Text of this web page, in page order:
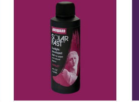
der sich der Farbstoff unter dem
Einfluss von Sonne (UV-licht)
entwickelt. Zur Verwendung auf
Textilien, Holz, Papier usw.
ZUM WARENKORB HINZUFÜGEN